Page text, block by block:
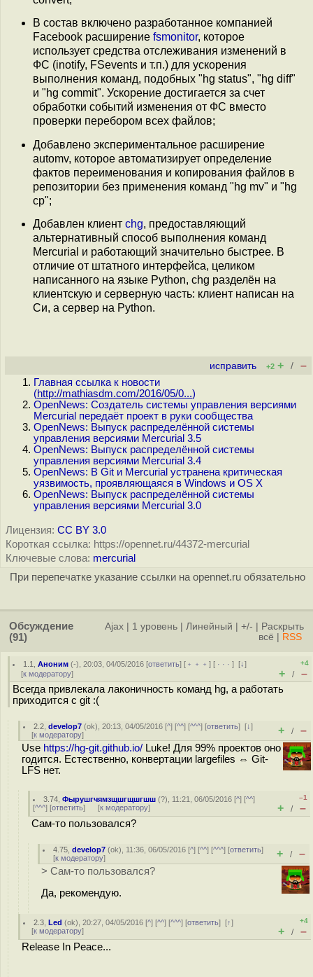
В состав включено разработанное компанией
Facebook расширение fsmonitor, которое
использует средства отслеживания изменений в
ФС (inotify, FSevents и т.п.) для ускорения
выполнения команд, подобных "hg status", "hg diff"
и "hg commit". Ускорение достигается за счет
обработки событий изменения от ФС вместо
проверки перебором всех файлов;
Добавлено экспериментальное расширение
automv, которое автоматизирует определение
фактов переименования и копирования файлов в
репозитории без применения команд "hg mv" и "hg
cp";
Добавлен клиент chg, предоставляющий
альтернативный способ выполнения команд
Mercurial и работающий значительно быстрее. В
отличие от штатного интерфейса, целиком
написанного на языке Python, chg разделён на
клиентскую и серверную часть: клиент написан на
Си, а сервер на Python.
исправить +2 + / –
Главная ссылка к новости
(http://mathiasdm.com/2016/05/0...)
OpenNews: Создатель системы управления версиями
Mercurial передаёт проект в руки сообщества
OpenNews: Выпуск распределённой системы
управления версиями Mercurial 3.5
OpenNews: Выпуск распределённой системы
управления версиями Mercurial 3.4
OpenNews: В Git и Mercurial устранена критическая
уязвимость, проявляющаяся в Windows и OS X
OpenNews: Выпуск распределённой системы
управления версиями Mercurial 3.0
Лицензия: CC BY 3.0
Короткая ссылка: https://opennet.ru/44372-mercurial
Ключевые слова: mercurial
При перепечатке указание ссылки на opennet.ru обязательно
Обсуждение
(91)
Ajax 1 уровень Линейный +/-
Раскрыть
всё
RSS
1.1 ,Аноним (-), 20:03, 04/05/2016 [ответить] [ ﹢﹢﹢] [ · · ·][↓]
[к модератору]
+4
+ / –
Всегда привлекала лаконичность команд hg, а работать
приходится с git :(
2.2 ,develop7 (ok), 20:13, 04/05/2016 [^] [^^] [^^^] [ответить][↓]
[к модератору] + / –
Use https://hg-git.github.io/ Luke! Для 99% проектов оно
годится. Естественно, конвертации largefiles ⇔ Git-
LFS нет.
3.74 ,Фырушгчямзщшгщшгшш (?), 11:21, 06/05/2016 [^] [^^]
[^^^] [ответить] [к модератору]
–1
+ / –
Сам-то пользовался?
4.75 ,develop7 (ok), 11:36, 06/05/2016 [^] [^^] [^^^] [ответить]
[к модератору] + / –
> Сам-то пользовался?
Да, рекомендую.
2.3 ,Led (ok), 20:27, 04/05/2016 [^] [^^] [^^^] [ответить][↑]
[к модератору]
+4
+ / –
Release In Peace...